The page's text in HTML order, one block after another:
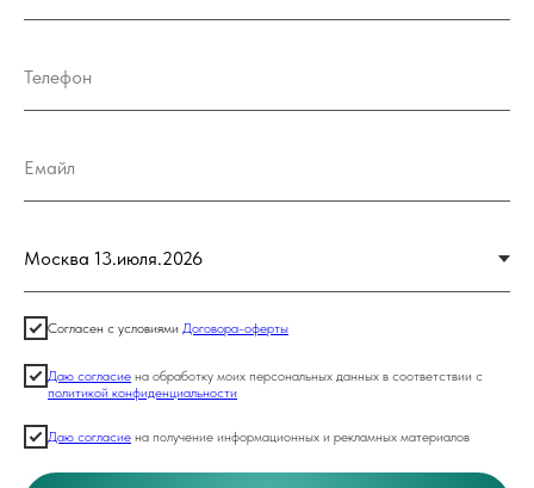
Согласен с условиями Договора-оферты
Даю согласие на обработку моих персональных данных в соответствии с
политикой конфиденциальности
Даю согласие на получение информационных и рекламных материалов